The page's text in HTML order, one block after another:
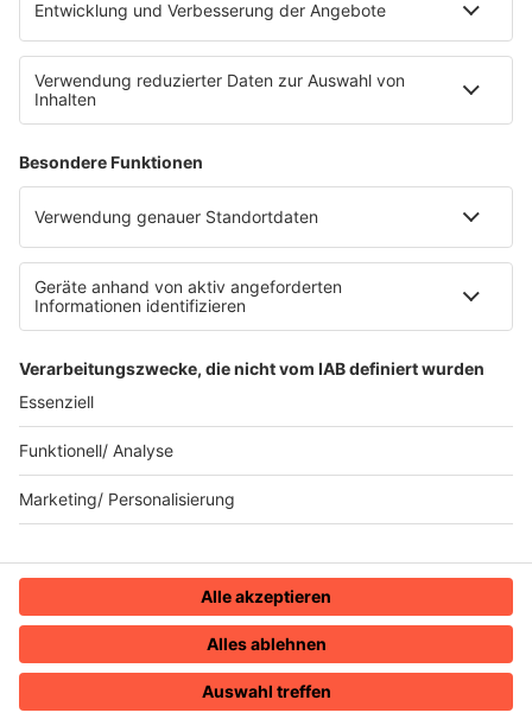
Kontakt
Datenschutz
Datenschutzeinstellungen
Impressum
90s90s.de
Werbung buchen
Teilnahmebedingungen
depechemode.de
Jobs bei 80s80s
© 80s80s - EINE MARKE DER REGIOCAST GMBH & Co.
KG.